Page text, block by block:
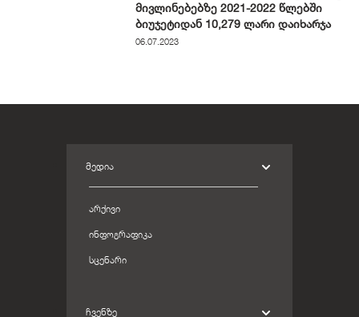
მივლინებებზე 2021-2022 წლებში
ბიუჯეტიდან 10,279 ლარი დაიხარჯა
06.07.2023
ᲛᲔᲓᲘᲐ
ᲐᲠᲥᲘᲕᲘ
ᲘᲜᲤᲝᲒᲠᲐᲤᲘᲙᲐ
ᲡᲪᲔᲜᲐᲠᲘ
ᲩᲕᲔᲜᲖᲔ